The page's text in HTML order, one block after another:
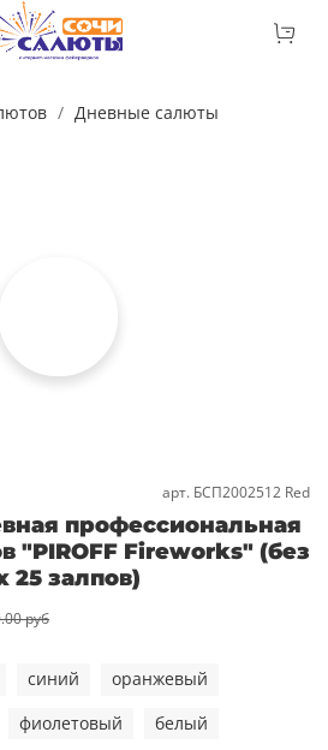
Дневные салюты
арт. БСП2002512 Red
профессиональная
"PIROFF Fireworks" (без
25 залпов)
руб
синий
оранжевый
фиолетовый белый